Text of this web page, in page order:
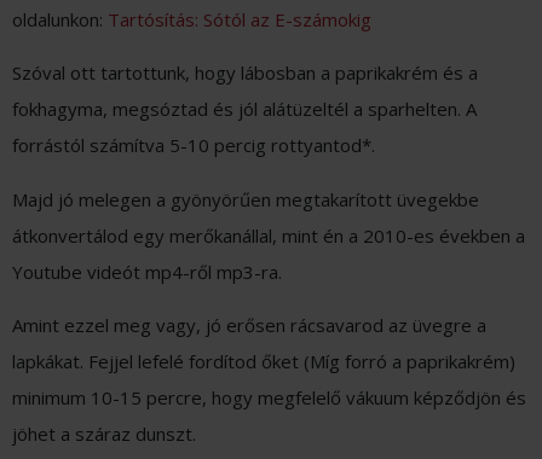
oldalunkon: Tartósítás: Sótól az E-számokig
Szóval ott tartottunk, hogy lábosban a paprikakrém és a
fokhagyma, megsóztad és jól alátüzeltél a sparhelten. A
forrástól számítva 5-10 percig rottyantod*.
Majd jó melegen a gyönyörűen megtakarított üvegekbe
átkonvertálod egy merőkanállal, mint én a 2010-es években a
Youtube videót mp4-ről mp3-ra.
Amint ezzel meg vagy, jó erősen rácsavarod az üvegre a
lapkákat. Fejjel lefelé fordítod őket (Míg forró a paprikakrém)
minimum 10-15 percre, hogy megfelelő vákuum képződjön és
jöhet a száraz dunszt.